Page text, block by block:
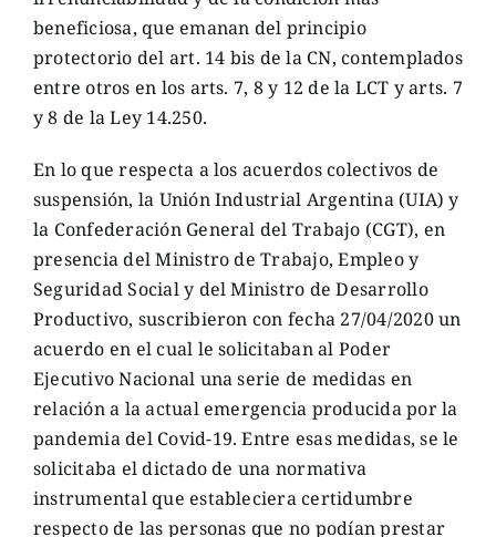
beneficiosa, que emanan del principio
protectorio del art. 14 bis de la CN, contemplados
entre otros en los arts. 7, 8 y 12 de la LCT y arts. 7
y 8 de la Ley 14.250.
En lo que respecta a los acuerdos colectivos de
suspensión, la Unión Industrial Argentina (UIA) y
la Confederación General del Trabajo (CGT), en
presencia del Ministro de Trabajo, Empleo y
Seguridad Social y del Ministro de Desarrollo
Productivo, suscribieron con fecha 27/04/2020 un
acuerdo en el cual le solicitaban al Poder
Ejecutivo Nacional una serie de medidas en
relación a la actual emergencia producida por la
pandemia del Covid-19. Entre esas medidas, se le
solicitaba el dictado de una normativa
instrumental que estableciera certidumbre
respecto de las personas que no podían prestar